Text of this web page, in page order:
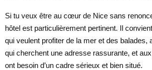
Si tu veux être au cœur de Nice sans
hôtel est particulièrement pertinent. Il
qui veulent profiter de la mer et des balades,
qui cherchent une adresse rassurante, et
ont besoin d’un cadre sérieux et bien situé.